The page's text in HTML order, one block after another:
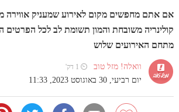
אם אתם מחפשים מקום לאירוע שמעניק
קולינריה משובחת והמון תשומת לב לכל הפרטים
מתחם האירועים שלוש
וואלה! מזל טוב ⏲ 1 דק'
יום רביעי, 30 באוגוסט 2023, 11:33